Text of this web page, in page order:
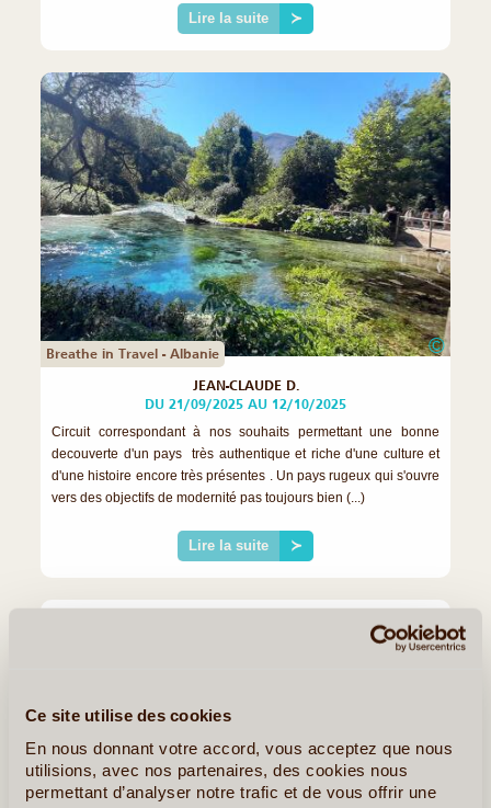
Ce site utilise des cookies
En nous donnant votre accord, vous acceptez que nous
utilisions, avec nos partenaires, des cookies nous
permettant d’analyser notre trafic et de vous offrir une
Lire la suite ≻
Breathe in Travel - Albanie ©
JEAN-CLAUDE D.
DU 21/09/2025 AU 12/10/2025
Circuit correspondant à nos souhaits permettant une bonne
decouverte d'un pays très authentique et riche d'une culture et
d'une histoire encore très présentes . Un pays rugeux qui s'ouvre
vers des objectifs de modernité pas toujours bien (...)
Lire la suite ≻